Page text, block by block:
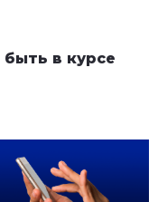
в курсе